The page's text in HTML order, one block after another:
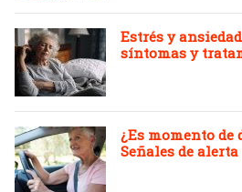
Estrés y
síntomas y
¿Es momento de
Señales de alerta